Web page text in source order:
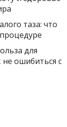
таза: что
для
ошибиться с